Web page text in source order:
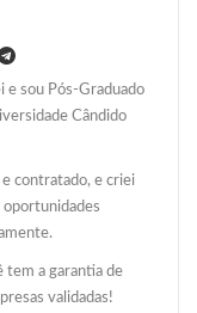
e sou Pós-Graduado
Cândido
contratado, e criei
tem a garantia de
validadas!